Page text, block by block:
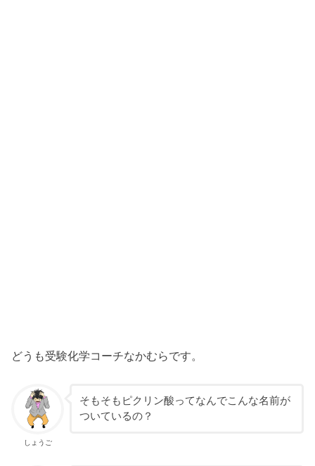
どうも受験化学コーチなかむらです。
しょうご
そもそもピクリン酸ってなんでこんな名前が
ついているの？